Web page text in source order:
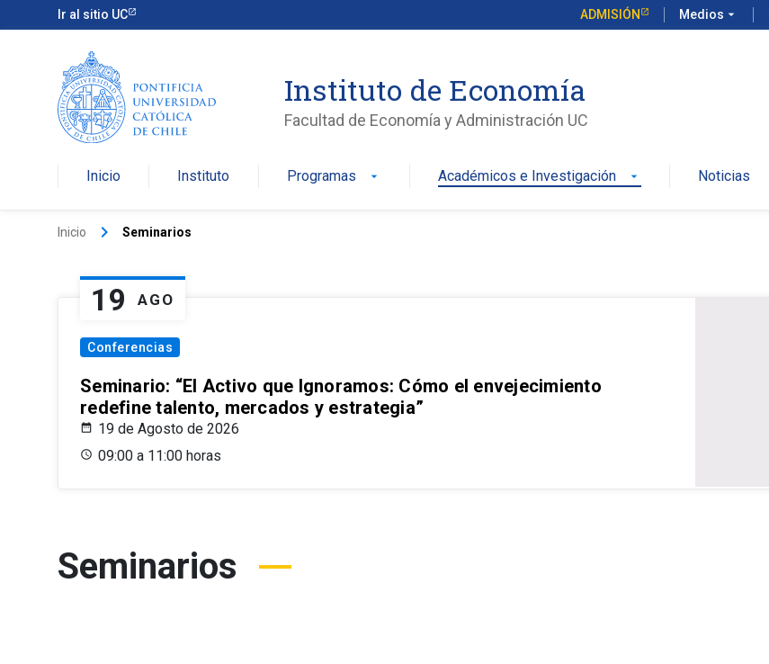
Ir al sitio UC ADMISIÓN Medios arrow_drop_down
Instituto de Economía
Facultad de Economía y Administración UC
Inicio Instituto Programas arrow_drop_down Académicos e Investigación arrow_drop_down Noticias
Inicio keyboard_arrow_right Seminarios
19 AGO
Conferencias
Seminario: “El Activo que Ignoramos: Cómo el envejecimiento
redefine talento, mercados y estrategia”
19 de Agosto de 2026
09:00 a 11:00 horas
Seminarios